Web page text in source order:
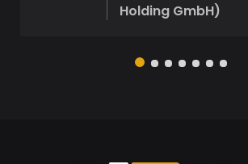
Holding GmbH)